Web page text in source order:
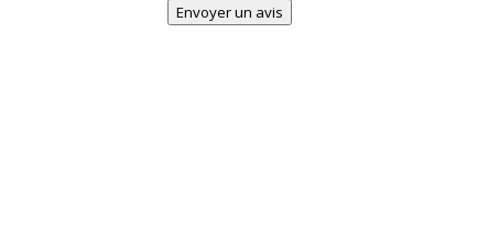
Envoyer un avis